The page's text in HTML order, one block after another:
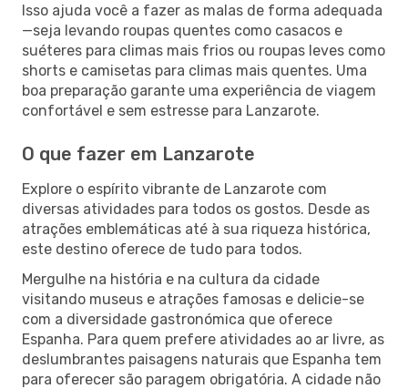
Isso ajuda você a fazer as malas de forma adequada
—seja levando roupas quentes como casacos e
suéteres para climas mais frios ou roupas leves como
shorts e camisetas para climas mais quentes. Uma
boa preparação garante uma experiência de viagem
confortável e sem estresse para Lanzarote.
O que fazer em Lanzarote
Explore o espírito vibrante de Lanzarote com
diversas atividades para todos os gostos. Desde as
atrações emblemáticas até à sua riqueza histórica,
este destino oferece de tudo para todos.
Mergulhe na história e na cultura da cidade
visitando museus e atrações famosas e delicie-se
com a diversidade gastronómica que oferece
Espanha. Para quem prefere atividades ao ar livre, as
deslumbrantes paisagens naturais que Espanha tem
para oferecer são paragem obrigatória. A cidade não